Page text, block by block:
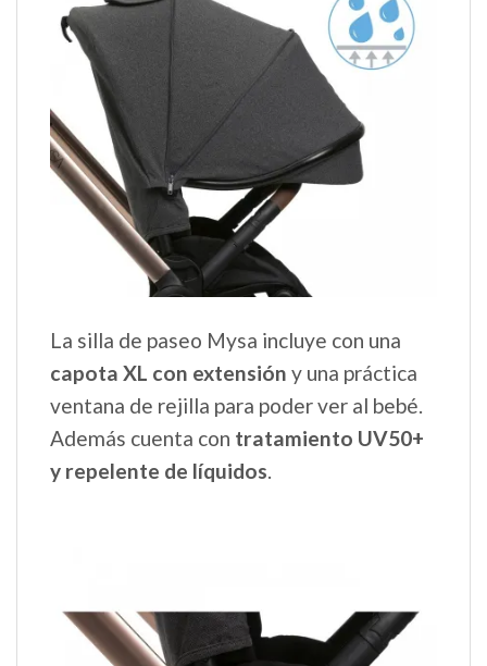
La silla de paseo Mysa incluye con una
capota XL con extensión y una práctica
ventana de rejilla para poder ver al bebé.
Además cuenta con tratamiento UV50+
y repelente de líquidos.